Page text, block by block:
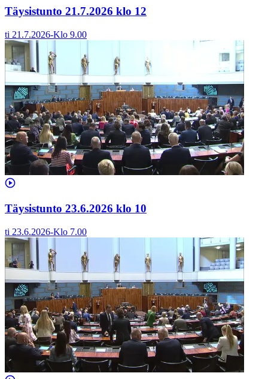
Täysistunto 21.7.2026 klo 12
ti 21.7.2026-Klo 9.00
Täysistunto 23.6.2026 klo 10
ti 23.6.2026-Klo 7.00